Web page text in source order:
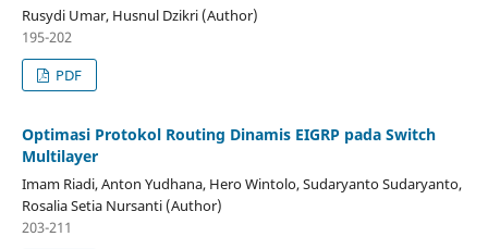
Rusydi Umar, Husnul Dzikri (Author)
195-202
PDF
Optimasi Protokol Routing Dinamis EIGRP pada Switch
Multilayer
Imam Riadi, Anton Yudhana, Hero Wintolo, Sudaryanto Sudaryanto,
Rosalia Setia Nursanti (Author)
203-211